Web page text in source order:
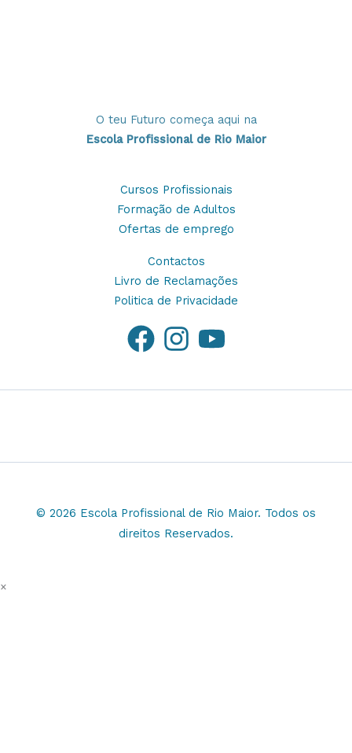
O teu Futuro começa aqui na
Escola Profissional de Rio Maior
Cursos Profissionais
Formação de Adultos
Ofertas de emprego
Contactos
Livro de Reclamações
Politica de Privacidade
© 2026 Escola Profissional de Rio Maior. Todos os
direitos Reservados.
×